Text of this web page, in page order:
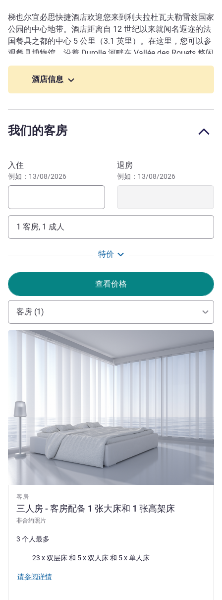
描述
梯也尔宜必思快捷酒店欢迎您来到利夫拉杜瓦夫勒雷兹国家
公园的中心地带。酒店距离自 12 世纪以来就闻名遐迩的法
国餐具之都的中心 5 公里（3.1 英里）。在这里，您可以参
观餐具博物馆，沿着 Durolle 河畔在 Vallée des Rouets 悠闲
漫步，或者探寻研磨师的足迹。Creux de l'Enfer 是这座中
世纪古城的现代艺术中心。快来参观奥弗涅的 45 座城堡来
酒店信息
我们的客房
预订此酒店
入住
例如：13/08/2026
退房
例如：13/08/2026
1 客房, 1 成人
特价
查看价格
客房 (1)
客房
三人房 - 客房配备 1 张大床和 1 张高架床
非合约照片
请参阅详情
3 个人最多
床上用品 23 x 双层床 和 5 x 双人床 和 5 x 单人床
请参阅详情